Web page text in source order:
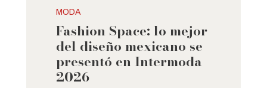
MODA
Fashion Space: lo mejor
del diseño mexicano se
presentó en Intermoda
2026